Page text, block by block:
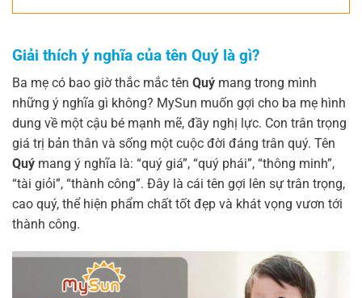
Giải thích ý nghĩa của tên Quý là gì?
Ba mẹ có bao giờ thắc mắc tên Quý mang trong mình
những ý nghĩa gì không? MySun muốn gợi cho ba mẹ hình
dung về một cậu bé mạnh mẽ, đầy nghị lực. Con trân trọng
giá trị bản thân và sống một cuộc đời đáng trân quý. Tên
Quý mang ý nghĩa là: “quý giá”, “quý phái”, “thông minh”,
“tài giỏi”, “thành công”. Đây là cái tên gợi lên sự trân trọng,
cao quý, thể hiện phẩm chất tốt đẹp và khát vọng vươn tới
thành công.